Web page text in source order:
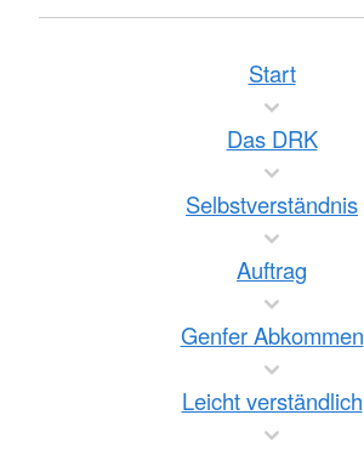
Start
Das DRK
Selbstverständnis
Auftrag
Genfer Abkommen
Leicht verständlich